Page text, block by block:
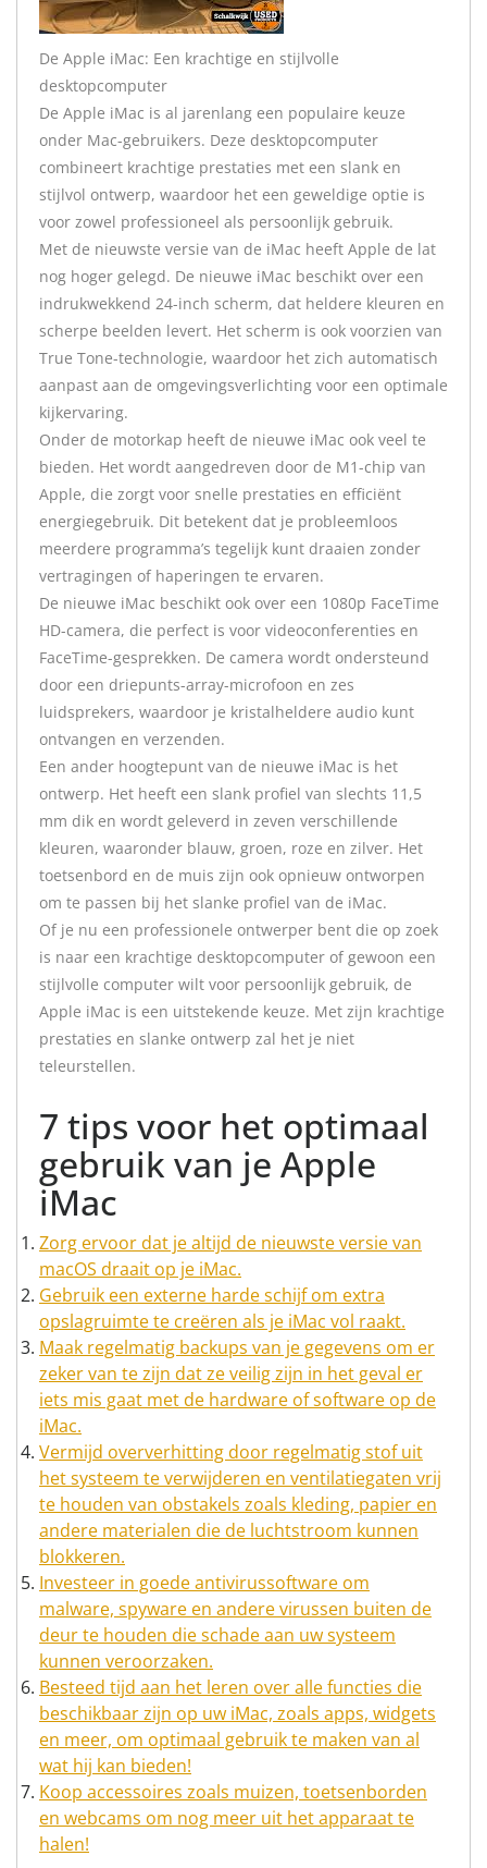
De Apple iMac: Een krachtige en stijlvolle
desktopcomputer
De Apple iMac is al jarenlang een populaire keuze
onder Mac-gebruikers. Deze desktopcomputer
combineert krachtige prestaties met een slank en
stijlvol ontwerp, waardoor het een geweldige optie is
voor zowel professioneel als persoonlijk gebruik.
Met de nieuwste versie van de iMac heeft Apple de lat
nog hoger gelegd. De nieuwe iMac beschikt over een
indrukwekkend 24-inch scherm, dat heldere kleuren en
scherpe beelden levert. Het scherm is ook voorzien van
True Tone-technologie, waardoor het zich automatisch
aanpast aan de omgevingsverlichting voor een optimale
kijkervaring.
Onder de motorkap heeft de nieuwe iMac ook veel te
bieden. Het wordt aangedreven door de M1-chip van
Apple, die zorgt voor snelle prestaties en efficiënt
energiegebruik. Dit betekent dat je probleemloos
meerdere programma’s tegelijk kunt draaien zonder
vertragingen of haperingen te ervaren.
De nieuwe iMac beschikt ook over een 1080p FaceTime
HD-camera, die perfect is voor videoconferenties en
FaceTime-gesprekken. De camera wordt ondersteund
door een driepunts-array-microfoon en zes
luidsprekers, waardoor je kristalheldere audio kunt
ontvangen en verzenden.
Een ander hoogtepunt van de nieuwe iMac is het
ontwerp. Het heeft een slank profiel van slechts 11,5
mm dik en wordt geleverd in zeven verschillende
kleuren, waaronder blauw, groen, roze en zilver. Het
toetsenbord en de muis zijn ook opnieuw ontworpen
om te passen bij het slanke profiel van de iMac.
Of je nu een professionele ontwerper bent die op zoek
is naar een krachtige desktopcomputer of gewoon een
stijlvolle computer wilt voor persoonlijk gebruik, de
Apple iMac is een uitstekende keuze. Met zijn krachtige
prestaties en slanke ontwerp zal het je niet
teleurstellen.
7 tips voor het optimaal
gebruik van je Apple
iMac
Zorg ervoor dat je altijd de nieuwste versie van
macOS draait op je iMac.
Gebruik een externe harde schijf om extra
opslagruimte te creëren als je iMac vol raakt.
Maak regelmatig backups van je gegevens om er
zeker van te zijn dat ze veilig zijn in het geval er
iets mis gaat met de hardware of software op de
iMac.
Vermijd oververhitting door regelmatig stof uit
het systeem te verwijderen en ventilatiegaten vrij
te houden van obstakels zoals kleding, papier en
andere materialen die de luchtstroom kunnen
blokkeren.
Investeer in goede antivirussoftware om
malware, spyware en andere virussen buiten de
deur te houden die schade aan uw systeem
kunnen veroorzaken.
Besteed tijd aan het leren over alle functies die
beschikbaar zijn op uw iMac, zoals apps, widgets
en meer, om optimaal gebruik te maken van al
wat hij kan bieden!
Koop accessoires zoals muizen, toetsenborden
en webcams om nog meer uit het apparaat te
halen!